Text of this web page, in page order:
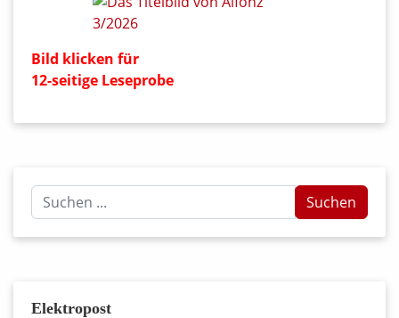
Bild klicken für
12-seitige Leseprobe
Suchen
...
Suchen
Elektropost